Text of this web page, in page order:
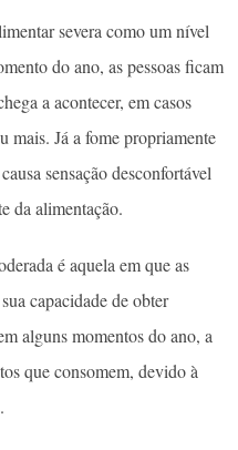
severa como um nível
do ano, as pessoas ficam
a acontecer, em casos
mais. Já a fome propriamente
sensação desconfortável
da alimentação.
é aquela em que as
capacidade de obter
alguns momentos do ano, a
que consomem, devido à